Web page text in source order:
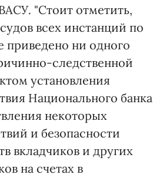
"Стоит отметить,
всех инстанций по
приведено ни одного
следственной
установления
Национального банка
некоторых
и безопасности
вкладчиков и других
на счетах в